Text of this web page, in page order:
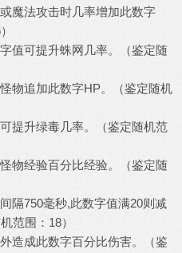
魔法攻击时几率增加此数字
值可提升蛛网几率。（鉴定随
物追加此数字HP。（鉴定随机
提升绿毒几率。（鉴定随机范
物经验百分比经验。（鉴定随
隔750毫秒,此数字值满20则减
范围：18）
造成此数字百分比伤害。（鉴